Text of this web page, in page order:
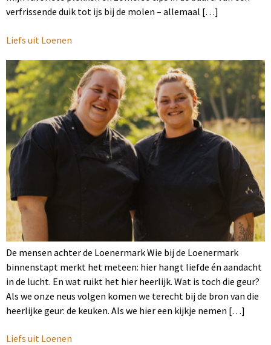
verfrissende duik tot ijs bij de molen – allemaal […]
Liefs uit Loenen
De mensen achter de Loenermark Wie bij de Loenermark
binnenstapt merkt het meteen: hier hangt liefde én aandacht
in de lucht. En wat ruikt het hier heerlijk. Wat is toch die geur?
Als we onze neus volgen komen we terecht bij de bron van die
heerlijke geur: de keuken. Als we hier een kijkje nemen […]
Liefs uit Loenen